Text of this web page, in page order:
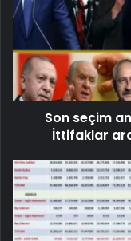
Son seçim
İttifaklar